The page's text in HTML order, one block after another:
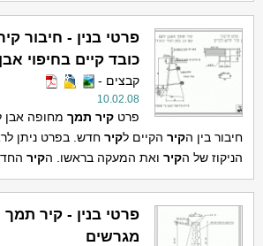
פרטי בנין - חיבור
כובד קיים בחיפוי אבן
קבצים -
10.02.08
פרטקיר תמך מחופה אבן
חיבור בין הקיר הקיים לקיר חדש. בפרט ניתן
הניקוז של הקיר ואת המעקה בראשו. הקיר
פרטי בנין - קיר תמך
מגרשים